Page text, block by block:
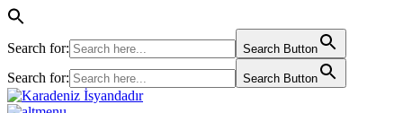
Search for: Search Button
Search for: Search Button